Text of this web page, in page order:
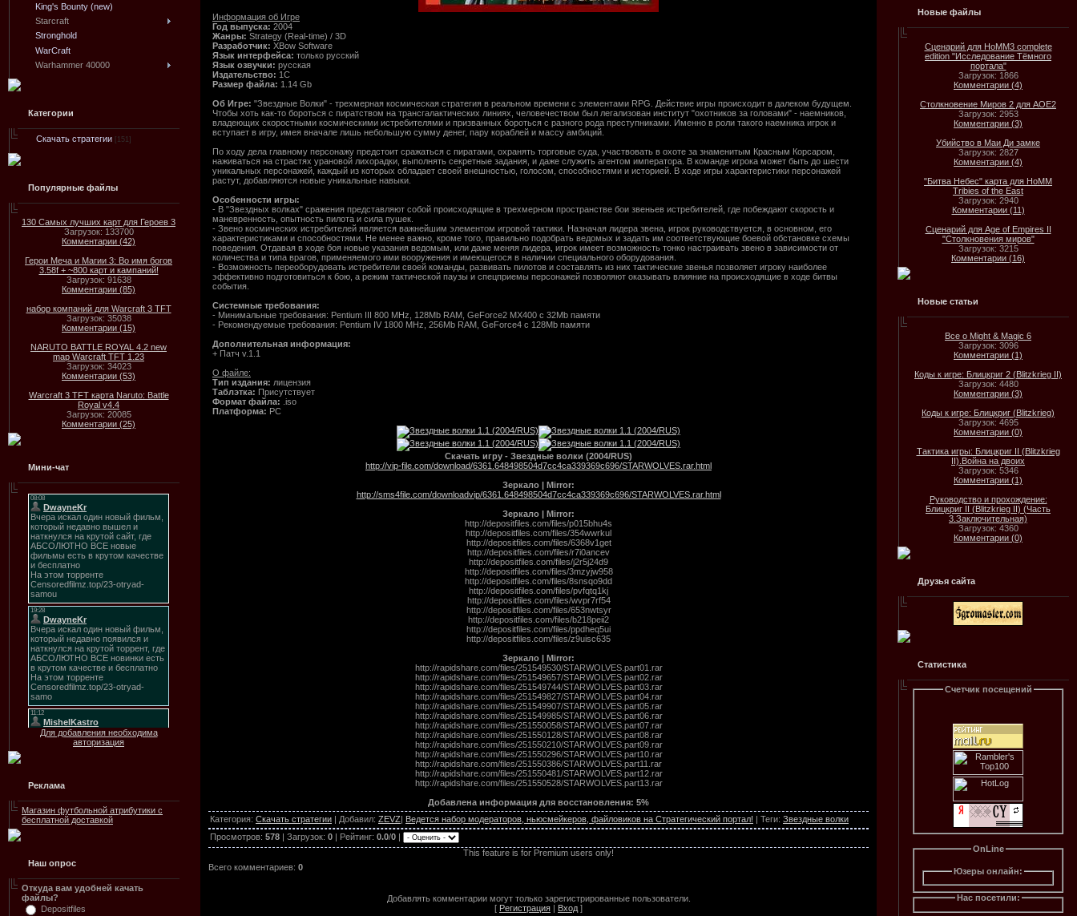
King's Bounty (new)
Starcraft
Stronghold
WarCraft
Warhammer 40000
Категории
Скачать стратегии [151]
Популярные файлы
130 Самых лучших карт для Героев 3
Загрузок: 133700
Комментарии (42)
Герои Меча и Магии 3: Во имя богов
3.58f + ~800 карт и кампаний!
Загрузок: 91638
Комментарии (85)
набор компаний для Warcraft 3 TFT
Загрузок: 35038
Комментарии (15)
NARUTO BATTLE ROYAL 4.2 new
map Warcraft TFT 1.23
Загрузок: 34023
Комментарии (53)
Warcraft 3 TFT карта Naruto: Battle
Royal v4.4
Загрузок: 20085
Комментарии (25)
Мини-чат
Для добавления необходима
авторизация
Реклама
Магазин футбольной атрибутики с
бесплатной доставкой
Наш опрос
Откуда вам удобней качать
файлы?
Depositfiles
Информация об Игре
Год выпуска: 2004
Жанры: Strategy (Real-time) / 3D
Разработчик: XBow Software
Язык интерфейса: только русский
Язык озвучки: русская
Издательство: 1C
Размер файла: 1.14 Gb
Об Игре: "Звездные Волки" - трехмерная космическая стратегия в реальном времени с элементами RPG. Действие игры происходит в далеком будущем.
Чтобы хоть как-то бороться с пиратством на трансгалактических линиях, человечеством был легализован институт "охотников за головами" - наемников,
владеющих скоростными космическими истребителями и призванных бороться с разного рода преступниками. Именно в роли такого наемника игрок и
вступает в игру, имея вначале лишь небольшую сумму денег, пару кораблей и массу амбиций.
По ходу дела главному персонажу предстоит сражаться с пиратами, охранять торговые суда, участвовать в охоте за знаменитым Красным Корсаром,
наживаться на страстях урановой лихорадки, выполнять секретные задания, и даже служить агентом императора. В команде игрока может быть до шести
уникальных персонажей, каждый из которых обладает своей внешностью, голосом, способностями и историей. В ходе игры характеристики персонажей
растут, добавляются новые уникальные навыки.
Особенности игры:
- В "Звездных волках" сражения представляют собой происходящие в трехмерном пространстве бои звеньев истребителей, где побеждают скорость и
маневренность, опытность пилота и сила пушек.
- Звено космических истребителей является важнейшим элементом игровой тактики. Назначая лидера звена, игрок руководствуется, в основном, его
характеристиками и способностями. Не менее важно, кроме того, правильно подобрать ведомых и задать им соответствующие боевой обстановке схемы
поведения. Отдавая в ходе боя новые указания ведомым, или даже меняя лидера, игрок имеет возможность тонко настраивать звено в зависимости от
количества и типа врагов, применяемого ими вооружения и имеющегося в наличии специального оборудования.
- Возможность переоборудовать истребители своей команды, развивать пилотов и составлять из них тактические звенья позволяет игроку наиболее
эффективно подготовиться к бою, а режим тактической паузы и спецприемы персонажей позволяют оказывать влияние на происходящие в ходе битвы
события.
Системные требования:
- Минимальные требования: Pentium III 800 MHz, 128Mb RAM, GeForce2 MX400 с 32Mb памяти
- Рекомендуемые требования: Pentium IV 1800 MHz, 256Mb RAM, GeForce4 с 128Mb памяти
Дополнительная информация:
+ Патч v.1.1
О файле:
Тип издания: лицензия
Таблэтка: Присутствует
Формат файла: .iso
Платформа: PC
Скачать игру - Звездные волки (2004/RUS)
http://vip-file.com/download/6361.648498504d7cc4ca339369c696/STARWOLVES.rar.html
Зеркало | Mirror:
http://sms4file.com/downloadvip/6361.648498504d7cc4ca339369c696/STARWOLVES.rar.html
Зеркало | Mirror:
http://depositfiles.com/files/p015bhu4s
http://depositfiles.com/files/354wwrkul
http://depositfiles.com/files/6368v1get
http://depositfiles.com/files/r7i0ancev
http://depositfiles.com/files/j2r5j24d9
http://depositfiles.com/files/3mzyjw958
http://depositfiles.com/files/8snsqo9dd
http://depositfiles.com/files/pvfqtq1kj
http://depositfiles.com/files/wvpr7rf54
http://depositfiles.com/files/653nwtsyr
http://depositfiles.com/files/b218peii2
http://depositfiles.com/files/ppdheq5ui
http://depositfiles.com/files/z9uisc635
Зеркало | Mirror:
http://rapidshare.com/files/251549530/STARWOLVES.part01.rar
http://rapidshare.com/files/251549657/STARWOLVES.part02.rar
http://rapidshare.com/files/251549744/STARWOLVES.part03.rar
http://rapidshare.com/files/251549827/STARWOLVES.part04.rar
http://rapidshare.com/files/251549907/STARWOLVES.part05.rar
http://rapidshare.com/files/251549985/STARWOLVES.part06.rar
http://rapidshare.com/files/251550058/STARWOLVES.part07.rar
http://rapidshare.com/files/251550128/STARWOLVES.part08.rar
http://rapidshare.com/files/251550210/STARWOLVES.part09.rar
http://rapidshare.com/files/251550296/STARWOLVES.part10.rar
http://rapidshare.com/files/251550386/STARWOLVES.part11.rar
http://rapidshare.com/files/251550481/STARWOLVES.part12.rar
http://rapidshare.com/files/251550528/STARWOLVES.part13.rar
Добавлена информация для восстановления: 5%
Категория: Скачать стратегии | Добавил: ZEVZ| Ведется набор модераторов, ньюсмейкеров, файловиков на Стратегический портал! | Теги: Звездные волки
Просмотров: 578 | Загрузок: 0 | Рейтинг: 0.0/0 |
This feature is for Premium users only!
Всего комментариев: 0
Добавлять комментарии могут только зарегистрированные пользователи.
[ Регистрация | Вход ]
Новые файлы
Сценарий для HoMM3 complete
edition "Исследование Тёмного
портала"
Загрузок: 1866
Комментарии (4)
Столкновение Миров 2 для AOE2
Загрузок: 2953
Комментарии (3)
Убийство в Маи Ди замке
Загрузок: 2827
Комментарии (4)
"Битва Небес" карта для HoMM
Tribies of the East
Загрузок: 2940
Комментарии (11)
Сценарий для Age of Empires II
"Столкновения миров"
Загрузок: 3215
Комментарии (16)
Новые статьи
Все о Might & Magic 6
Загрузок: 3096
Комментарии (1)
Коды к игре: Блицкриг 2 (Blitzkrieg II)
Загрузок: 4480
Комментарии (3)
Коды к игре: Блицкриг (Blitzkrieg)
Загрузок: 4695
Комментарии (0)
Тактика игры: Блицкриг II (Blitzkrieg
II).Война на двоих
Загрузок: 5346
Комментарии (1)
Руководство и прохождение:
Блицкриг II (Blitzkrieg II) (Часть
3.Заключительная)
Загрузок: 4360
Комментарии (0)
Друзья сайта
Статистика
Счетчик посещений
OnLine
Юзеры онлайн:
Нас посетили: